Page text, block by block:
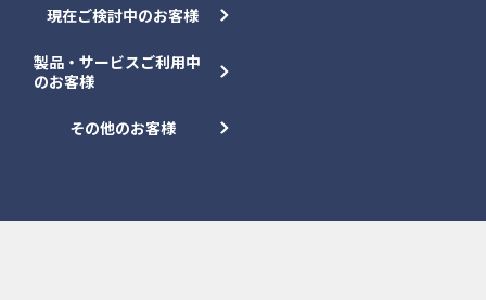
現在ご検討中のお客様
製品・サービスご利用中
のお客様
その他のお客様